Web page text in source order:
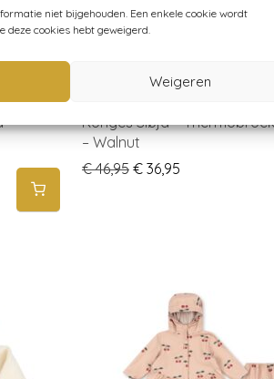
niet bijgehouden. Een enkele cookie wordt
deze cookies hebt geweigerd.
Weigeren
–
€ 104,95.
Konges Sløjd –
– Walnut
€46,95 Original price was: €
€36,95Current price